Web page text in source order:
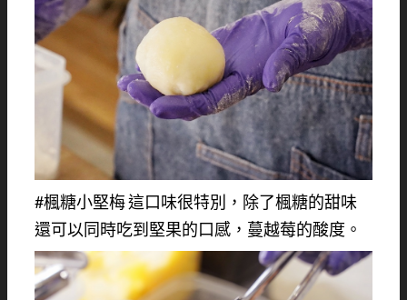
#楓糖小堅梅 這口味很特別，除了楓糖的甜味
還可以同時吃到堅果的口感，蔓越莓的酸度。